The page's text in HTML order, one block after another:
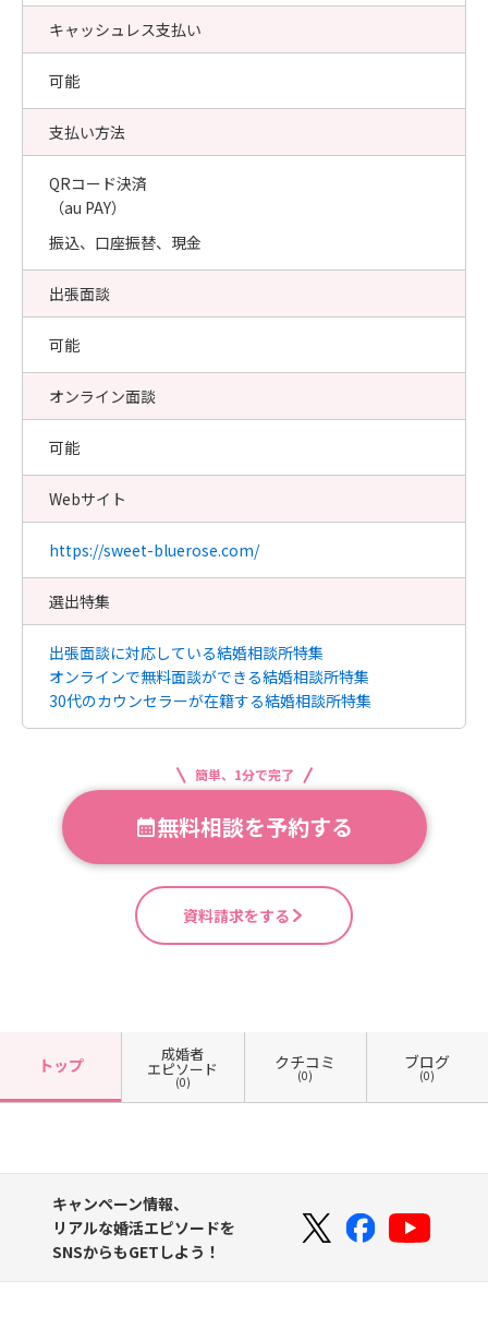
キャッシュレス支払い
可能
支払い方法
QRコード決済
（au PAY）
振込、口座振替、現金
出張面談
可能
オンライン面談
可能
Webサイト
https://sweet-bluerose.com/
選出特集
出張面談に対応している結婚相談所特集
オンラインで無料面談ができる結婚相談所特集
30代のカウンセラーが在籍する結婚相談所特集
簡単、1分で完了
無料相談を予約する
資料請求をする
トップ
成婚者
エピソード
(0)
クチコミ
(0)
ブログ
(0)
キャンペーン情報、
リアルな婚活エピソードを
SNSからもGETしよう！